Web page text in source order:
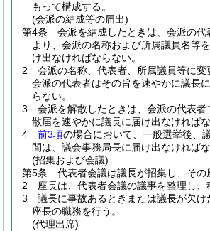
もって構成する。
(会派の結成等の届出)
第4条
会派を結成したときは、会派の代
より、会派の名称および所属議員名等
け出なければならない。
2
会派の名称、代表者、所属議員等に変
会派の代表者はその旨を速やかに議長
らない。
3
会派を解散したときは、会派の代表
散届を速やかに議長に届け出なければな
4
前3項の場合において、一般選挙後、
間は、議会事務局長に届け出なければな
(招集および会議)
第5条
代表者会議は議長が招集し、その
2
座長は、代表者会議の議事を整理し、
3
議長に事故あるときまたは議長が欠
座長の職務を行う。
(代理出席)